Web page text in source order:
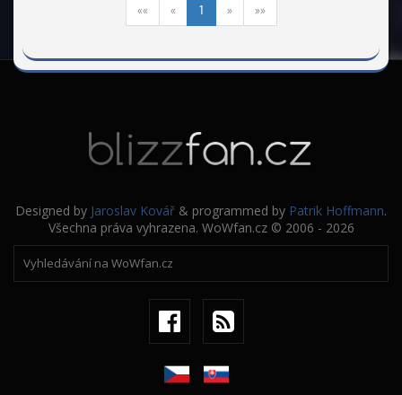
«« « 1 » »»
Designed by Jaroslav Kovář & programmed by Patrik Hoffmann.
Všechna práva vyhrazena. WoWfan.cz © 2006 - 2026